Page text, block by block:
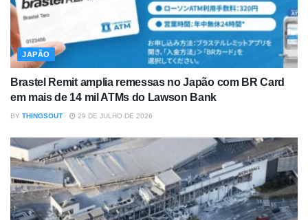
JAPÃO
Brastel Remit amplia remessas no Japão com BR Card
em mais de 14 mil ATMs do Lawson Bank
BY THINGSOUT 29 DE JULHO DE 2026